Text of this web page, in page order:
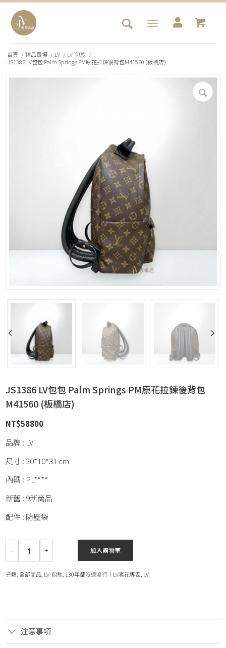
首頁 / 精品賣場 / LV / LV-包款 /
JS1386 LV包包 Palm Springs PM原花拉鍊後背包M41560 (板橋店)
JS1386 LV包包 Palm Springs PM原花拉鍊後背包
M41560 (板橋店)
NT$58800
品牌 : LV
尺寸 : 20*10*31 cm
內碼 : PL****
新舊 : 9新商品
配件 : 防塵袋
加入購物車
分類:全部商品 LV-包款 130年都沒退流行｜LV老花專區 LV
注意事項